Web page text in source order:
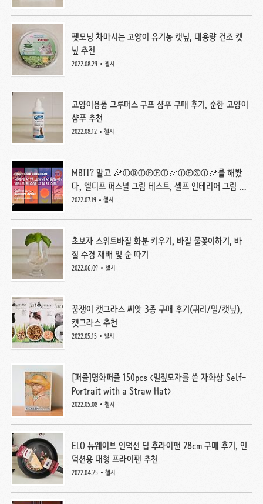
펫모닝 차마시는 고양이 유기농 캣닢, 대용량 건조 캣
닢 추천
2022.08.29 첼시
고양이용품 그루머스 구프 샴푸 구매 후기, 순한 고양이
샴푸 추천
2022.08.12 첼시
MBTI? 말고 🎉ⓁⒹⒾⒻⒻⒾ🎉ⓉⒺⓈⓉ🎉를 해봤
다, 엘디프 퍼스널 그림 테스트, 셀프 인테리어 그림 취
향 테스트 추천
2022.07.19 첼시
초보자 스위트바질 화분 키우기, 바질 물꽂이하기, 바
질 수경 재배 및 순 따기
2022.06.09 첼시
꿈쟁이 캣그라스 씨앗 3종 구매 후기(귀리/밀/캣닢),
캣그라스 추천
2022.05.15 첼시
[퍼즐]명화퍼즐 150pcs <밀짚모자를 쓴 자화상 Self-
Portrait with a Straw Hat>
2022.05.08 첼시
ELO 뉴웨이브 인덕션 딥 후라이팬 28cm 구매 후기, 인
덕션용 대형 프라이팬 추천
2022.04.25 첼시